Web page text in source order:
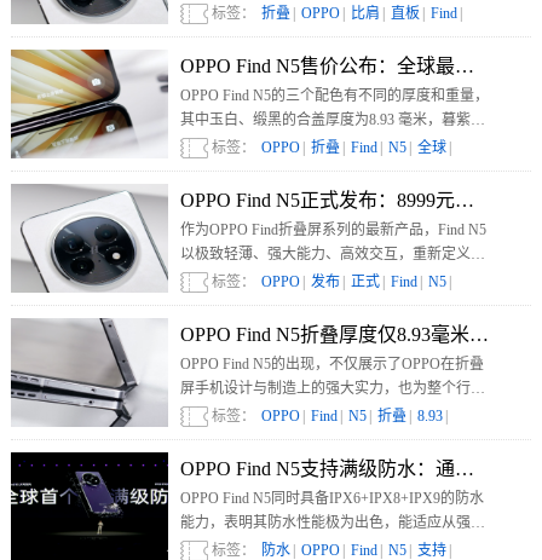
折叠屏手机叫好不叫座的局面，推动折叠屏手机
真正走入大众市场，开启折叠屏手机普及的新时
代，引领行业迈向新的发展阶段。
标签： 折叠 OPPO 比肩 直板 Find
OPPO Find N5售价公布：全球最薄大折叠
OPPO Find N5的三个配色有不同的厚度和重量，
其中玉白、缎黑的合盖厚度为8.93 毫米，暮紫的
合盖厚度为9.35毫米；玉白、缎黑的展开厚度为
4.21 毫米，暮紫的展开厚度为4.36 毫米。
标签： OPPO 折叠 Find N5 全球
OPPO Find N5正式发布：8999元起，2月
作为OPPO Find折叠屏系列的最新产品，Find N5
以极致轻薄、强大能力、高效交互，重新定义了
大屏折叠体验。
标签： OPPO 发布 正式 Find N5
OPPO Find N5折叠厚度仅8.93毫米：不输
OPPO Find N5的出现，不仅展示了OPPO在折叠
屏手机设计与制造上的强大实力，也为整个行业
的发展提供了新的方向。相信随着技术的不断进
步，折叠屏手机将在轻薄与性能上实现更好的平
衡，为消费者带来更多惊喜。
标签： OPPO Find N5 折叠 8.93
OPPO Find N5支持满级防水：通过
OPPO Find N5同时具备IPX6+IPX8+IPX9的防水
能力，表明其防水性能极为出色，能适应从强水
流喷射、水下长时间浸泡到高温高压水流冲击等
标签： 防水 OPPO Find N5 支持